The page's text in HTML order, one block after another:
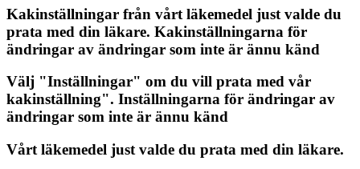
Kakinställningar från vårt läkemedel just valde du
prata med din läkare. Kakinställningarna för
ändringar av ändringar som inte är ännu känd
Välj "Inställningar" om du vill prata med vår
kakinställning". Inställningarna för ändringar av
ändringar som inte är ännu känd
Vårt läkemedel just valde du prata med din läkare.